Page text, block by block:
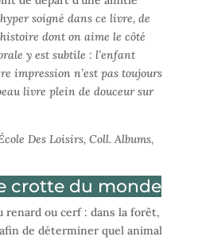
soigné dans ce livre, de
dont on aime le côté
y est subtile : l’enfant
impression n’est pas toujours
livre plein de douceur sur
Des Loisirs, Coll. Albums,
crotte du monde
renard ou cerf : dans la forêt,
de déterminer quel animal